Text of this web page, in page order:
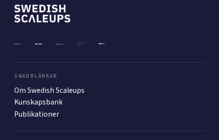
SNABBLÄNKAR
Om Swedish Scaleups
Kunskapsbank
Publikationer